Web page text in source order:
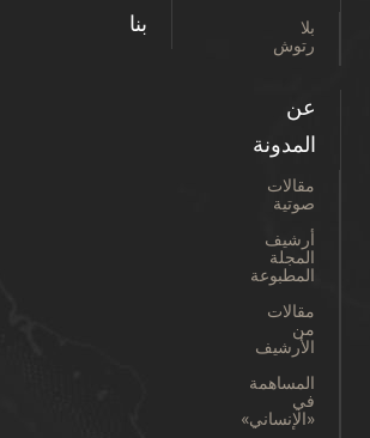
بلا
رتوش
عن
المدونة
مقالات
صوتية
أرشيف
المجلة
المطبوعة
مقالات
من
الأرشيف
المساهمة
في
«الإنساني»
بنا